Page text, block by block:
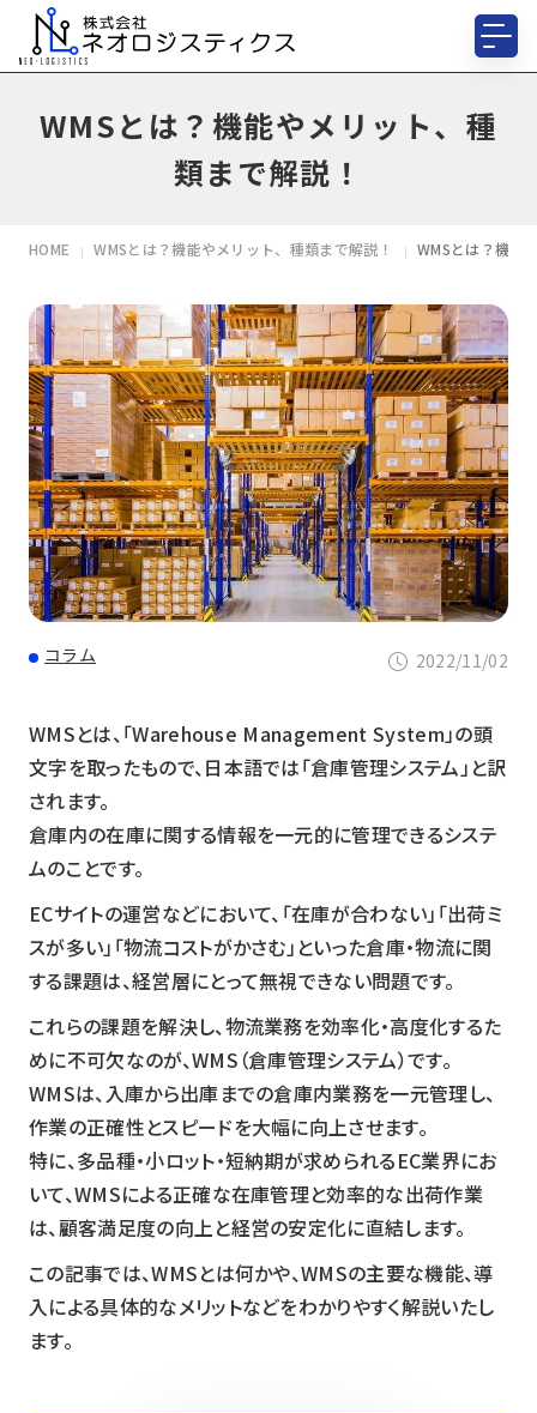
WMSとは？機能やメリット、種
類まで解説！
HOME WMSとは？機能やメリット、種類まで解説！ WMSとは？機能
コラム 2022/11/02
WMSとは、「Warehouse Management System」の頭
文字を取ったもので、日本語では「倉庫管理システム」と訳
されます。
倉庫内の在庫に関する情報を一元的に管理できるシステ
ムのことです。
ECサイトの運営などにおいて、「在庫が合わない」「出荷ミ
スが多い」「物流コストがかさむ」といった倉庫・物流に関
する課題は、経営層にとって無視できない問題です。
これらの課題を解決し、物流業務を効率化・高度化するた
めに不可欠なのが、WMS（倉庫管理システム）です。
WMSは、入庫から出庫までの倉庫内業務を一元管理し、
作業の正確性とスピードを大幅に向上させます。
特に、多品種・小ロット・短納期が求められるEC業界にお
いて、WMSによる正確な在庫管理と効率的な出荷作業
は、顧客満足度の向上と経営の安定化に直結します。
この記事では、WMSとは何かや、WMSの主要な機能、導
入による具体的なメリットなどをわかりやすく解説いたし
ます。